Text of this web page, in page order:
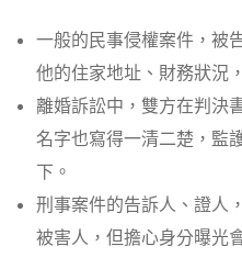
一般的民事侵權案件，被
他的住家地址、財務狀況
離婚訴訟中，雙方在判決
名字也寫得一清二楚，監
下。
刑事案件的告訴人、證人
被害人，但擔心身分曝光